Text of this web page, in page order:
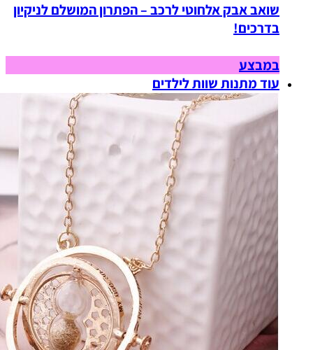
שואב אבק אלחוטי לרכב – הפתרון המושלם לניקיון
בדרכים!
במבצע
עוד מתנות שוות לילדים